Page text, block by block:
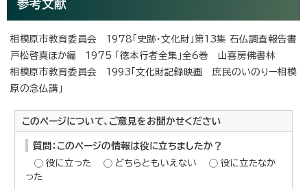
参考文献
相模原市教育委員会 1978「史跡・文化財」第13集 石仏調査報告書
戸松啓真ほか編 1975 「徳本行者全集」全6巻 山喜房佛書林
相模原市教育委員会 1993「文化財記録映画 庶民のいのりー相模
原の念仏講」
このページについて、ご意見をお聞かせください
質問：このページの情報は役に立ちましたか？
役に立った
どちらともいえない
役に立たなか
った